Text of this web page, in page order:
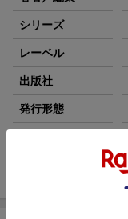
シリーズ
レーベル
出版社
発行形態